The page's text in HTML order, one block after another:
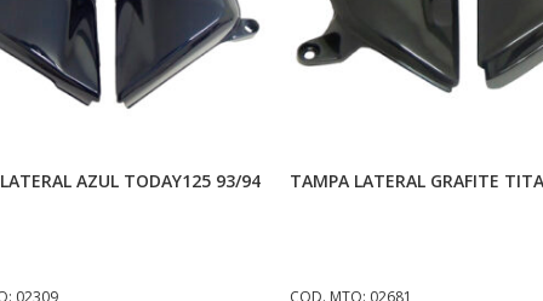
Adicionar Ao Carrinho
AZUL TODAY125 93/94 Adicionar Ao
TAMPA LATERAL GRAFITE